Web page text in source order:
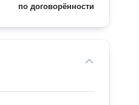
по договорённости